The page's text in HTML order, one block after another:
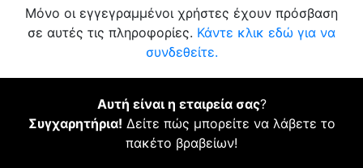
Μόνο οι εγγεγραμμένοι χρήστες έχουν πρόσβαση
σε αυτές τις πληροφορίες. Κάντε κλικ εδώ για να
συνδεθείτε.
Αυτή είναι η εταιρεία σας?
Συγχαρητήρια! Δείτε πώς μπορείτε να λάβετε το
πακέτο βραβείων!